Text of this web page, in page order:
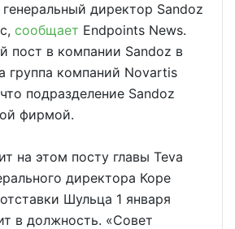
директор Sandoz
сообщает Endpoints News.
пост в компании Sandoz в
группа компаний Novartis
подразделение Sandoz
фирмой.
на этом посту главы Teva
директора Коре
Шульца 1 января
в должность. «Совет